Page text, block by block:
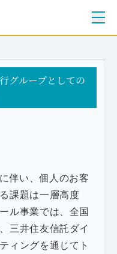
年史
グループとしての
伴い、個人のお客
課題は一層高度
ル事業では、全国
三井住友信託ダイ
ィングを通じてト